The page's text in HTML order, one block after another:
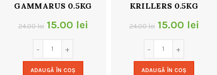
GAMMARUS 0.5KG
24.00lei Prețul
inițial
a
15.00 lei
ADAUGĂ ÎN COȘ
KRILLERS 0.5KG
24.00lei Prețul
inițial
a
15.00 lei
ADAUGĂ ÎN COȘ